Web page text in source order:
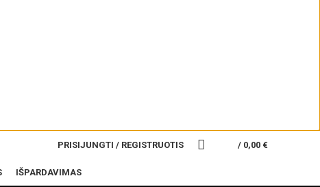
PRISIJUNGTI / REGISTRUOTIS / 0,00 €
IŠPARDAVIMAS